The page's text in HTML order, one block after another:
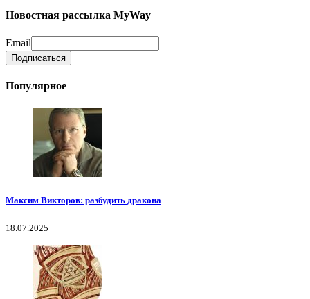
Новостная рассылка MyWay
Email
Популярное
Максим Викторов: разбудить дракона
18.07.2025